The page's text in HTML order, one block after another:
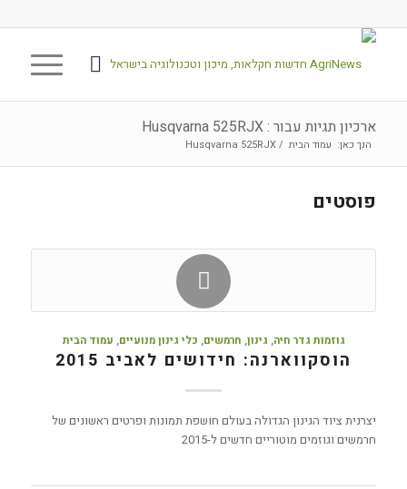
ארכיון תגיות עבור : Husqvarna 525RJX
הנך כאן: עמוד הבית /
Husqvarna 525RJX
פוסטים
גוזמות גדר חיה,גינון, חרמשים, כלי גינון מנועיים, עמוד הבית
הוסקווארנה: חידושים לאביב 2015
יצרנית ציוד הגינון הגדולה בעולם חושפת תמונות ופרטים ראשונים של
חרמשים וגוזמים מוטוריים חדשים ל-2015